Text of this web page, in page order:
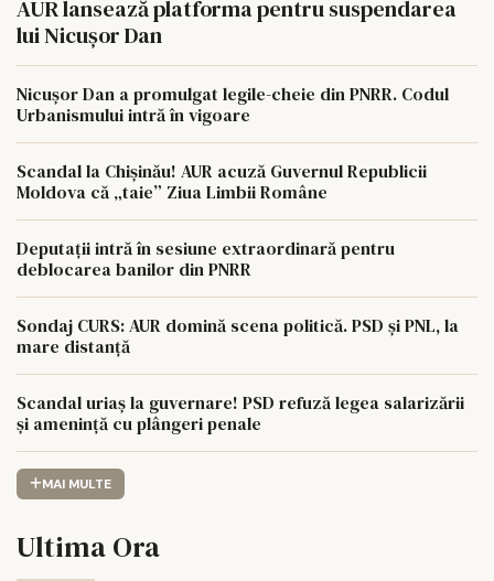
AUR lansează platforma pentru suspendarea
lui Nicușor Dan
Nicușor Dan a promulgat legile-cheie din PNRR. Codul
Urbanismului intră în vigoare
Scandal la Chișinău! AUR acuză Guvernul Republicii
Moldova că „taie” Ziua Limbii Române
Deputații intră în sesiune extraordinară pentru
deblocarea banilor din PNRR
Sondaj CURS: AUR domină scena politică. PSD și PNL, la
mare distanță
Scandal uriaș la guvernare! PSD refuză legea salarizării
și amenință cu plângeri penale
MAI MULTE
Ultima Ora